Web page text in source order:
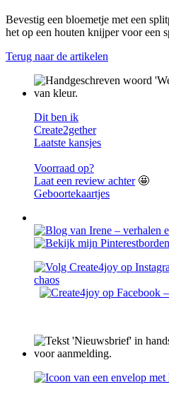
Bevestig een bloemetje met een
het op een houten knijper voor een
Terug naar de artikelen
Dit ben ik
Create2gether
Laatste kansjes
Voorraad op?
Laat een review achter🤩
Geboortekaartjes